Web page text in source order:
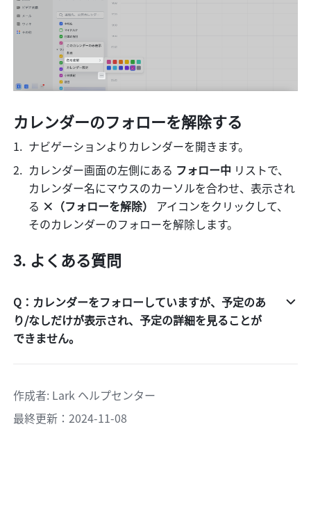
カレンダーのフォローを解除する
ナビゲーションよりカレンダーを開きます。
カレンダー画面の左側にある フォロー中 リストで、
カレンダー名にマウスのカーソルを合わせ、表示され
る ×（フォローを解除） アイコンをクリックして、
そのカレンダーのフォローを解除します。
よくある質問
Q：カレンダーをフォローしていますが、予定のあ
り/なしだけが表示され、予定の詳細を見ることが
できません。
作成者: Lark ヘルプセンター
最終更新：2024-11-08